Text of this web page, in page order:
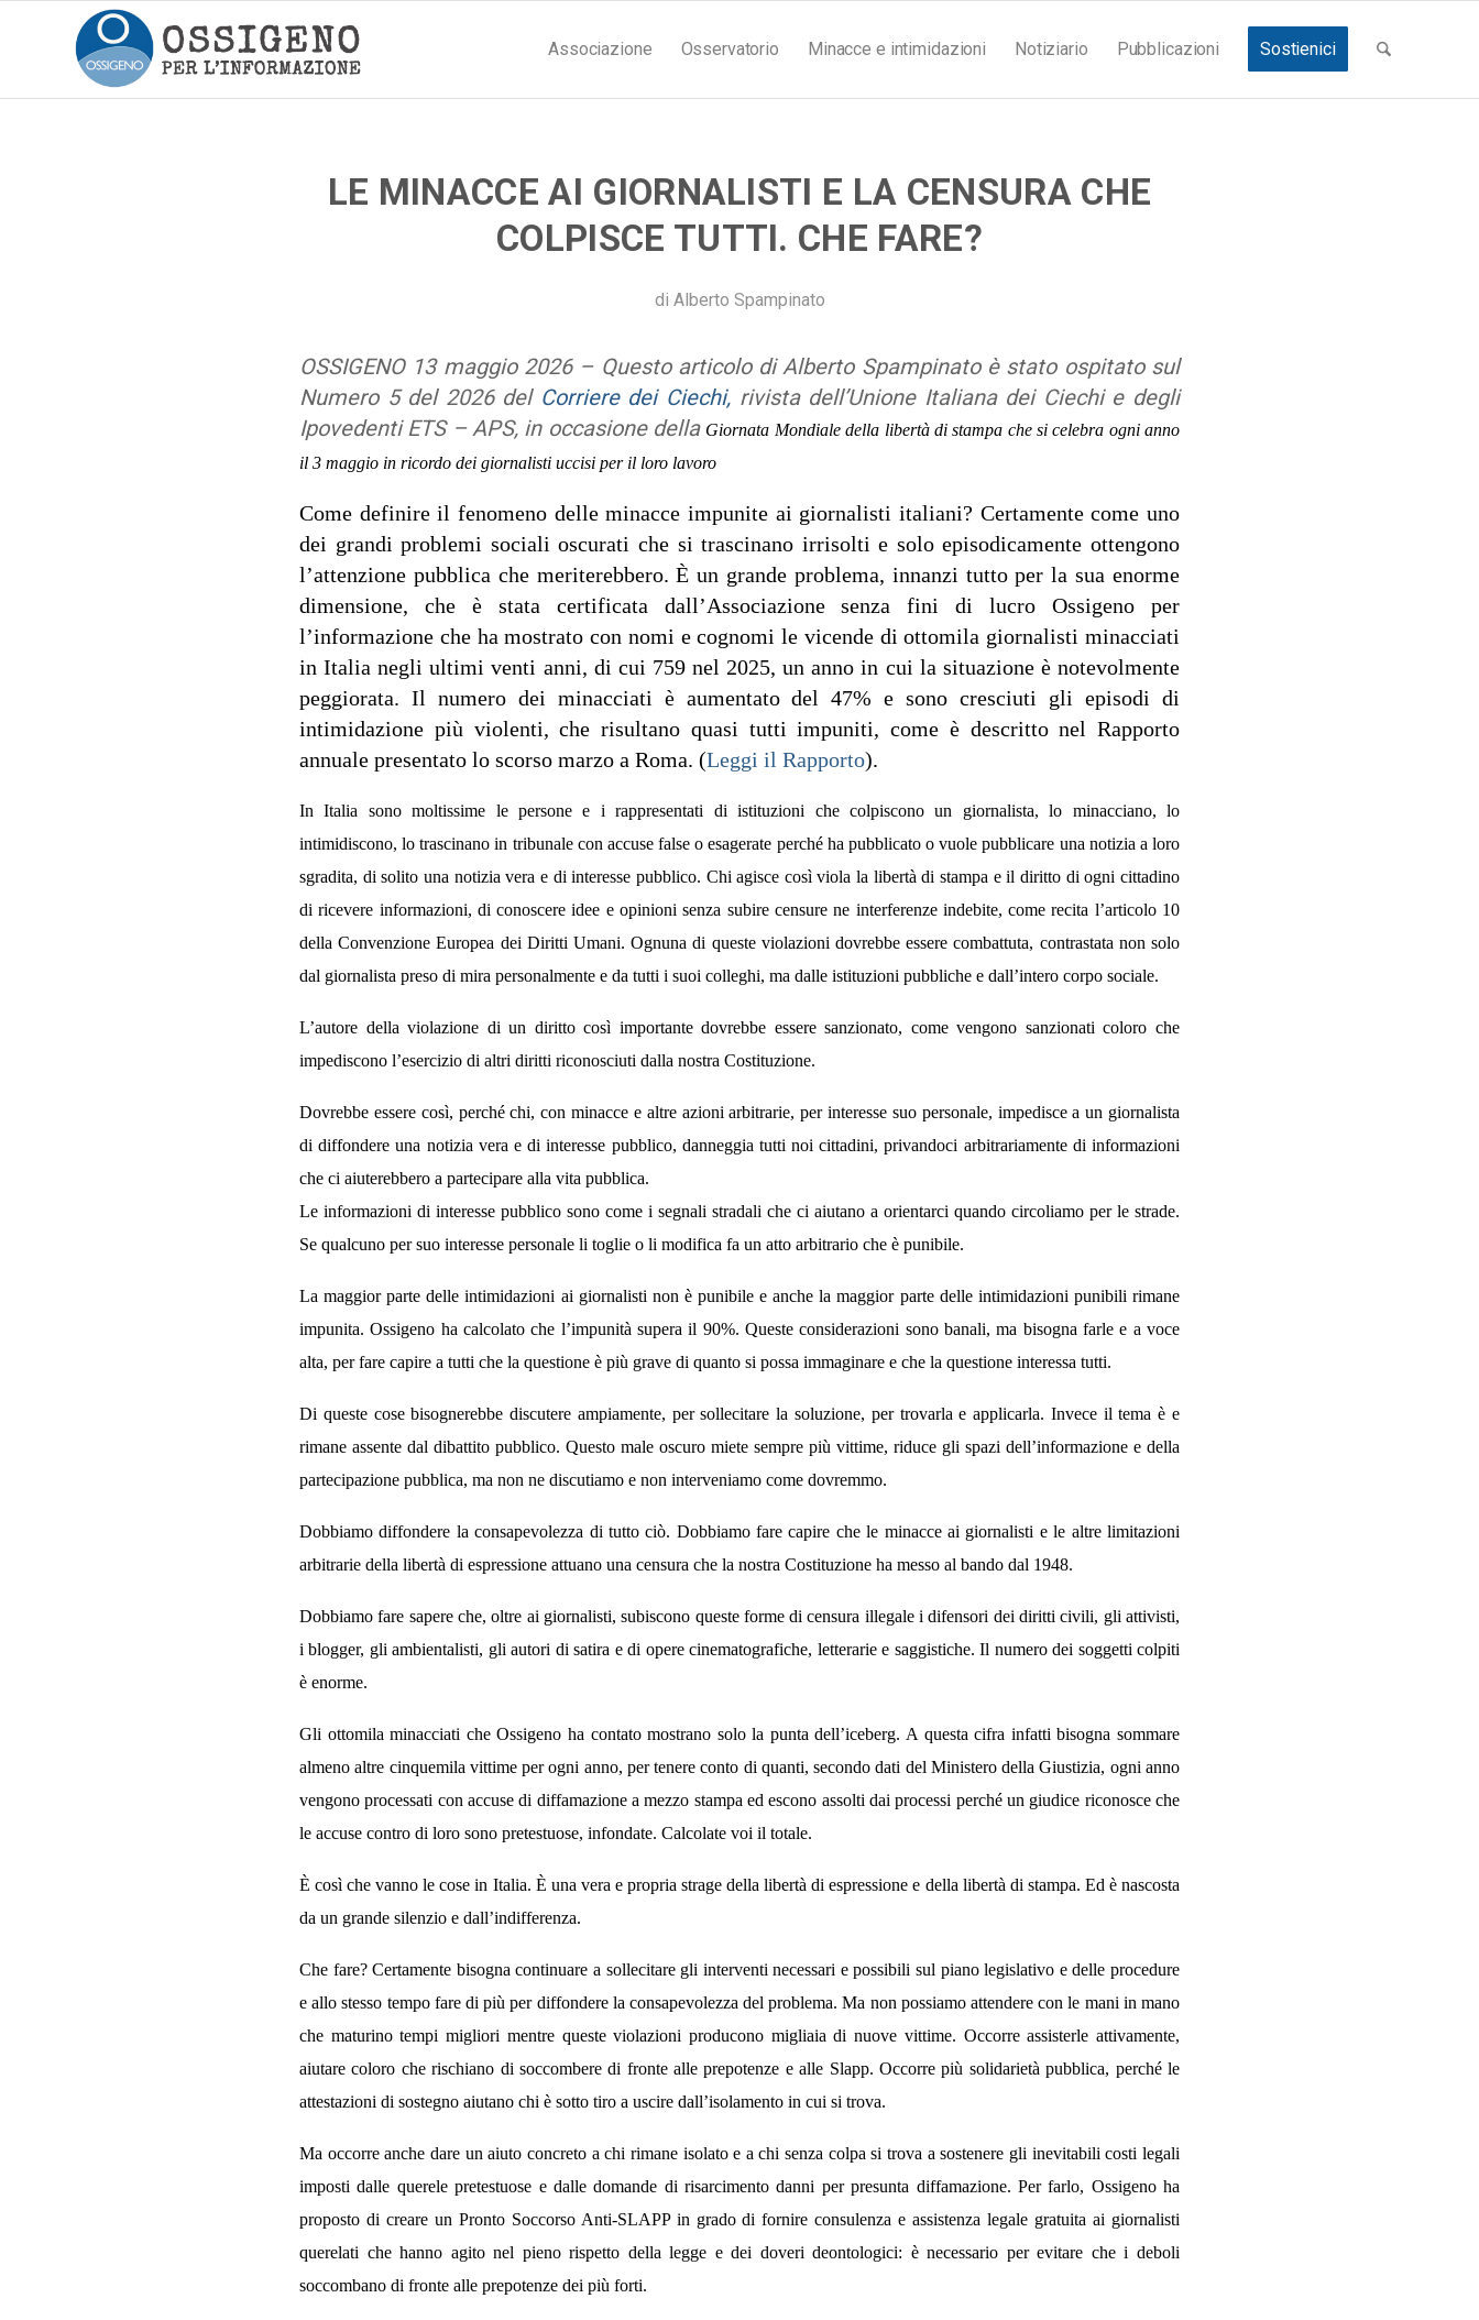
Associazione Osservatorio Minacce e intimidazioni Notiziario Pubblicazioni Sostienici
LE MINACCE AI GIORNALISTI E LA CENSURA CHE
COLPISCE TUTTI. CHE FARE?
di Alberto Spampinato
OSSIGENO 13 maggio 2026 – Questo articolo di Alberto Spampinato è stato ospitato sul
Numero 5 del 2026 del Corriere dei Ciechi, rivista dell’Unione Italiana dei Ciechi e degli
Ipovedenti ETS – APS, in occasione della Giornata Mondiale della libertà di stampa che si celebra ogni anno
il 3 maggio in ricordo dei giornalisti uccisi per il loro lavoro
Come definire il fenomeno delle minacce impunite ai giornalisti italiani? Certamente come uno
dei grandi problemi sociali oscurati che si trascinano irrisolti e solo episodicamente ottengono
l’attenzione pubblica che meriterebbero. È un grande problema, innanzi tutto per la sua enorme
dimensione, che è stata certificata dall’Associazione senza fini di lucro Ossigeno per
l’informazione che ha mostrato con nomi e cognomi le vicende di ottomila giornalisti minacciati
in Italia negli ultimi venti anni, di cui 759 nel 2025, un anno in cui la situazione è notevolmente
peggiorata. Il numero dei minacciati è aumentato del 47% e sono cresciuti gli episodi di
intimidazione più violenti, che risultano quasi tutti impuniti, come è descritto nel Rapporto
annuale presentato lo scorso marzo a Roma. (Leggi il Rapporto).
In Italia sono moltissime le persone e i rappresentati di istituzioni che colpiscono un giornalista, lo minacciano, lo
intimidiscono, lo trascinano in tribunale con accuse false o esagerate perché ha pubblicato o vuole pubblicare una notizia a loro
sgradita, di solito una notizia vera e di interesse pubblico. Chi agisce così viola la libertà di stampa e il diritto di ogni cittadino
di ricevere informazioni, di conoscere idee e opinioni senza subire censure ne interferenze indebite, come recita l’articolo 10
della Convenzione Europea dei Diritti Umani. Ognuna di queste violazioni dovrebbe essere combattuta, contrastata non solo
dal giornalista preso di mira personalmente e da tutti i suoi colleghi, ma dalle istituzioni pubbliche e dall’intero corpo sociale.
L’autore della violazione di un diritto così importante dovrebbe essere sanzionato, come vengono sanzionati coloro che
impediscono l’esercizio di altri diritti riconosciuti dalla nostra Costituzione.
Dovrebbe essere così, perché chi, con minacce e altre azioni arbitrarie, per interesse suo personale, impedisce a un giornalista
di diffondere una notizia vera e di interesse pubblico, danneggia tutti noi cittadini, privandoci arbitrariamente di informazioni
che ci aiuterebbero a partecipare alla vita pubblica.
Le informazioni di interesse pubblico sono come i segnali stradali che ci aiutano a orientarci quando circoliamo per le strade.
Se qualcuno per suo interesse personale li toglie o li modifica fa un atto arbitrario che è punibile.
La maggior parte delle intimidazioni ai giornalisti non è punibile e anche la maggior parte delle intimidazioni punibili rimane
impunita. Ossigeno ha calcolato che l’impunità supera il 90%. Queste considerazioni sono banali, ma bisogna farle e a voce
alta, per fare capire a tutti che la questione è più grave di quanto si possa immaginare e che la questione interessa tutti.
Di queste cose bisognerebbe discutere ampiamente, per sollecitare la soluzione, per trovarla e applicarla. Invece il tema è e
rimane assente dal dibattito pubblico. Questo male oscuro miete sempre più vittime, riduce gli spazi dell’informazione e della
partecipazione pubblica, ma non ne discutiamo e non interveniamo come dovremmo.
Dobbiamo diffondere la consapevolezza di tutto ciò. Dobbiamo fare capire che le minacce ai giornalisti e le altre limitazioni
arbitrarie della libertà di espressione attuano una censura che la nostra Costituzione ha messo al bando dal 1948.
Dobbiamo fare sapere che, oltre ai giornalisti, subiscono queste forme di censura illegale i difensori dei diritti civili, gli attivisti,
i blogger, gli ambientalisti, gli autori di satira e di opere cinematografiche, letterarie e saggistiche. Il numero dei soggetti colpiti
è enorme.
Gli ottomila minacciati che Ossigeno ha contato mostrano solo la punta dell’iceberg. A questa cifra infatti bisogna sommare
almeno altre cinquemila vittime per ogni anno, per tenere conto di quanti, secondo dati del Ministero della Giustizia, ogni anno
vengono processati con accuse di diffamazione a mezzo stampa ed escono assolti dai processi perché un giudice riconosce che
le accuse contro di loro sono pretestuose, infondate. Calcolate voi il totale.
È così che vanno le cose in Italia. È una vera e propria strage della libertà di espressione e della libertà di stampa. Ed è nascosta
da un grande silenzio e dall’indifferenza.
Che fare? Certamente bisogna continuare a sollecitare gli interventi necessari e possibili sul piano legislativo e delle procedure
e allo stesso tempo fare di più per diffondere la consapevolezza del problema. Ma non possiamo attendere con le mani in mano
che maturino tempi migliori mentre queste violazioni producono migliaia di nuove vittime. Occorre assisterle attivamente,
aiutare coloro che rischiano di soccombere di fronte alle prepotenze e alle Slapp. Occorre più solidarietà pubblica, perché le
attestazioni di sostegno aiutano chi è sotto tiro a uscire dall’isolamento in cui si trova.
Ma occorre anche dare un aiuto concreto a chi rimane isolato e a chi senza colpa si trova a sostenere gli inevitabili costi legali
imposti dalle querele pretestuose e dalle domande di risarcimento danni per presunta diffamazione. Per farlo, Ossigeno ha
proposto di creare un Pronto Soccorso Anti-SLAPP in grado di fornire consulenza e assistenza legale gratuita ai giornalisti
querelati che hanno agito nel pieno rispetto della legge e dei doveri deontologici: è necessario per evitare che i deboli
soccombano di fronte alle prepotenze dei più forti.